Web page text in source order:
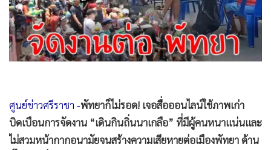
• Green Innovation & SD
• Management & HR
• MGR Live
• ท่องเที่ยว
• กีฬา
• ต่างประเทศ
ศูนย์ข่าวศรีราชา -พัทยาก็ไม่รอด! เจอสื่อออนไลน์ใช้ภาพเก่า
บิดเบือนการจัดงาน “เดินกินถิ่นนาเกลือ” ที่มีผู้คนหนาแน่นและ
ไม่สวมหน้ากากอนามัยจนสร้างความเสียหายต่อเมืองพัทยา ด้าน